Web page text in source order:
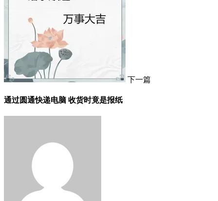
下一篇
通过圆通快递电脑 收货时竟是报纸